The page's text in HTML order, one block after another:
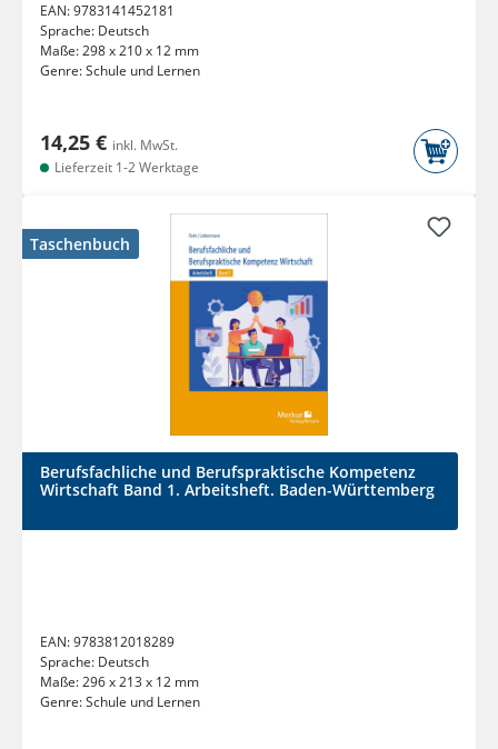
EAN:9783141452181
Sprache: Deutsch
Maße:298 x 210 x 12 mm
Genre:Schule und Lernen
14,25 € inkl. MwSt.
Lieferzeit 1-2 Werktage
Taschenbuch
Berufsfachliche und Berufspraktische Kompetenz
Wirtschaft Band 1. Arbeitsheft. Baden-Württemberg
EAN:9783812018289
Sprache: Deutsch
Maße:296 x 213 x 12 mm
Genre:Schule und Lernen